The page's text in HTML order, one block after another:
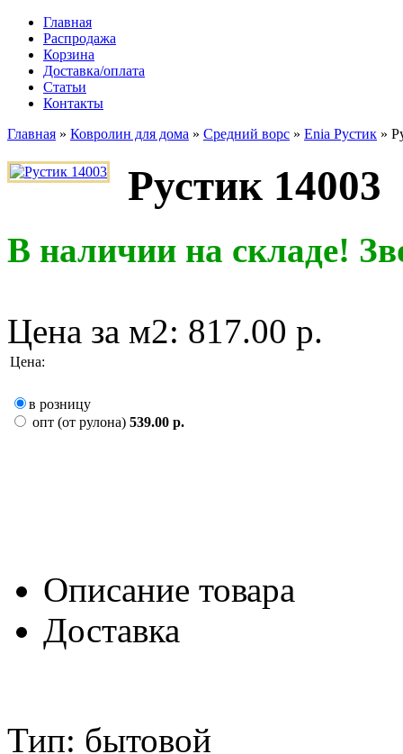
Главная
Распродажа
Корзина
Доставка/оплата
Статьи
Контакты
Главная » Ковролин для дома » Средний ворс » Enia Рустик »
Рустик 14003
В наличии на складе!
Цена за м2: 817.00 р.
Цена:
в розницу
опт (от рулона) 539.00 р.
Описание товара
Доставка
Тип: бытовой